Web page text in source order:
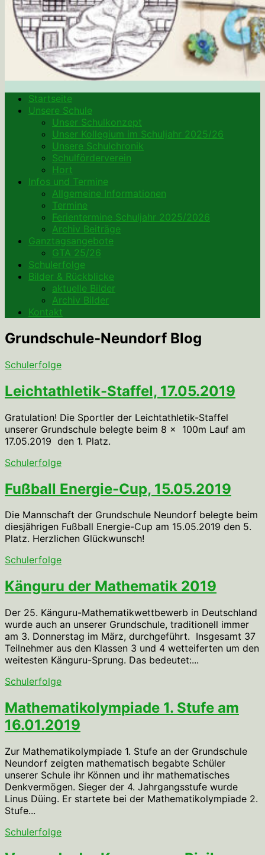
Startseite
Unsere Schule
Unser Schulkonzept
Unser Kollegium im Schuljahr 2025/26
Unsere Schulchronik
Schulförderverein
Hort
Infos und Termine
Allgemeine Informationen
Termine
Ferientermine Schuljahr 2025/2026
Archiv Beiträge
Ganztagsangebote
GTA 25/26
Schulerfolge
Bilder & Rückblicke
aktuelle Bilder
Archiv Bilder
Kontakt
Grundschule-Neundorf Blog
Schulerfolge
Leichtathletik-Staffel, 17.05.2019
Gratulation! Die Sportler der Leichtathletik-Staffel
unserer Grundschule belegte beim 8 x 100m Lauf am
17.05.2019 den 1. Platz.
Schulerfolge
Fußball Energie-Cup, 15.05.2019
Die Mannschaft der Grundschule Neundorf belegte beim
diesjährigen Fußball Energie-Cup am 15.05.2019 den 5.
Platz. Herzlichen Glückwunsch!
Schulerfolge
Känguru der Mathematik 2019
Der 25. Känguru-Mathematikwettbewerb in Deutschland
wurde auch an unserer Grundschule, traditionell immer
am 3. Donnerstag im März, durchgeführt. Insgesamt 37
Teilnehmer aus den Klassen 3 und 4 wetteiferten um den
weitesten Känguru-Sprung. Das bedeutet:...
Schulerfolge
Mathematikolympiade 1. Stufe am
16.01.2019
Zur Mathematikolympiade 1. Stufe an der Grundschule
Neundorf zeigten mathematisch begabte Schüler
unserer Schule ihr Können und ihr mathematisches
Denkvermögen. Sieger der 4. Jahrgangsstufe wurde
Linus Düing. Er startete bei der Mathematikolympiade 2.
Stufe...
Schulerfolge